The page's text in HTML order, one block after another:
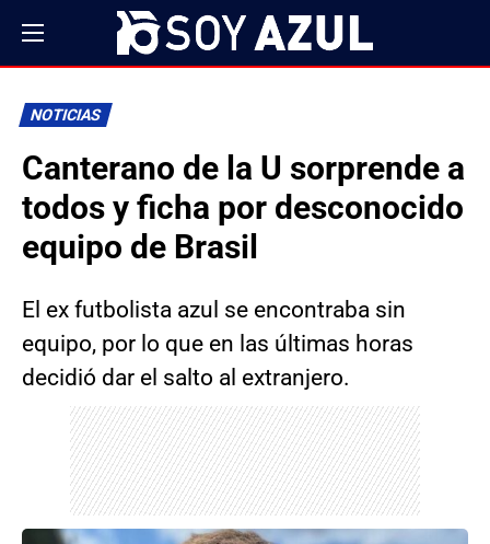
NOTICIAS
Canterano de la U sorprende a
todos y ficha por desconocido
equipo de Brasil
El ex futbolista azul se encontraba sin
equipo, por lo que en las últimas horas
decidió dar el salto al extranjero.